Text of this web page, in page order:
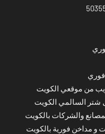
من موقعي الكويت
شتر السالمي الكويت
والشركات بالكويت
مداخن فورية بالكويت